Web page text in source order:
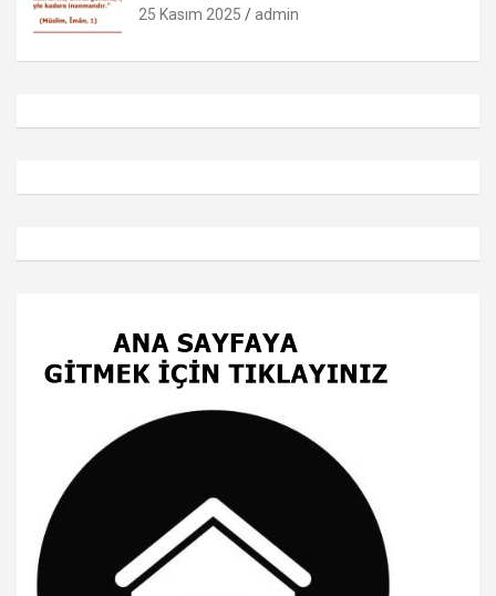
25 Kasım 2025 admin